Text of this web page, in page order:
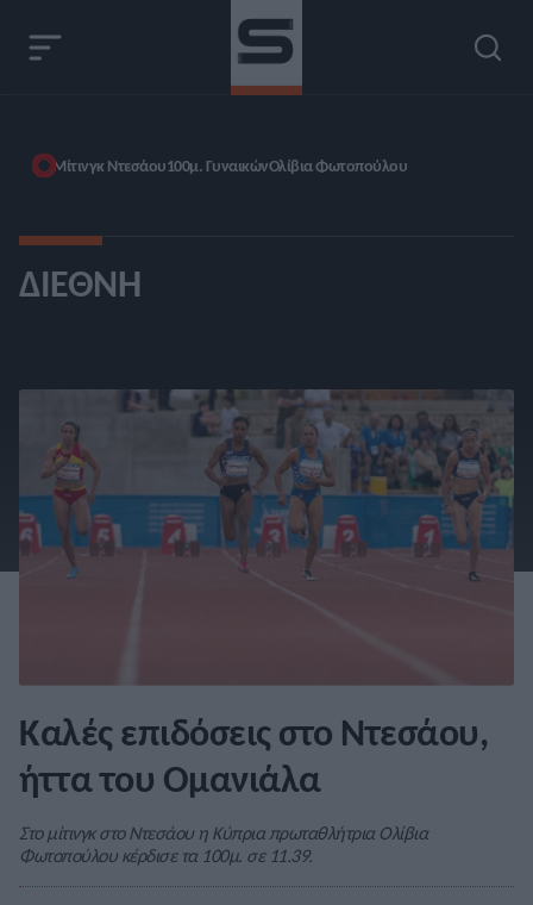
Μίτινγκ Ντεσάου100μ. ΓυναικώνΟλίβια Φωτοπούλου
ΔΙΕΘΝΉ
Καλές επιδόσεις στο Ντεσάου,
ήττα του Ομανιάλα
Στο μίτινγκ στο Ντεσάου η Κύπρια πρωταθλήτρια Ολίβια
Φωτοπούλου κέρδισε τα 100μ. σε 11.39.